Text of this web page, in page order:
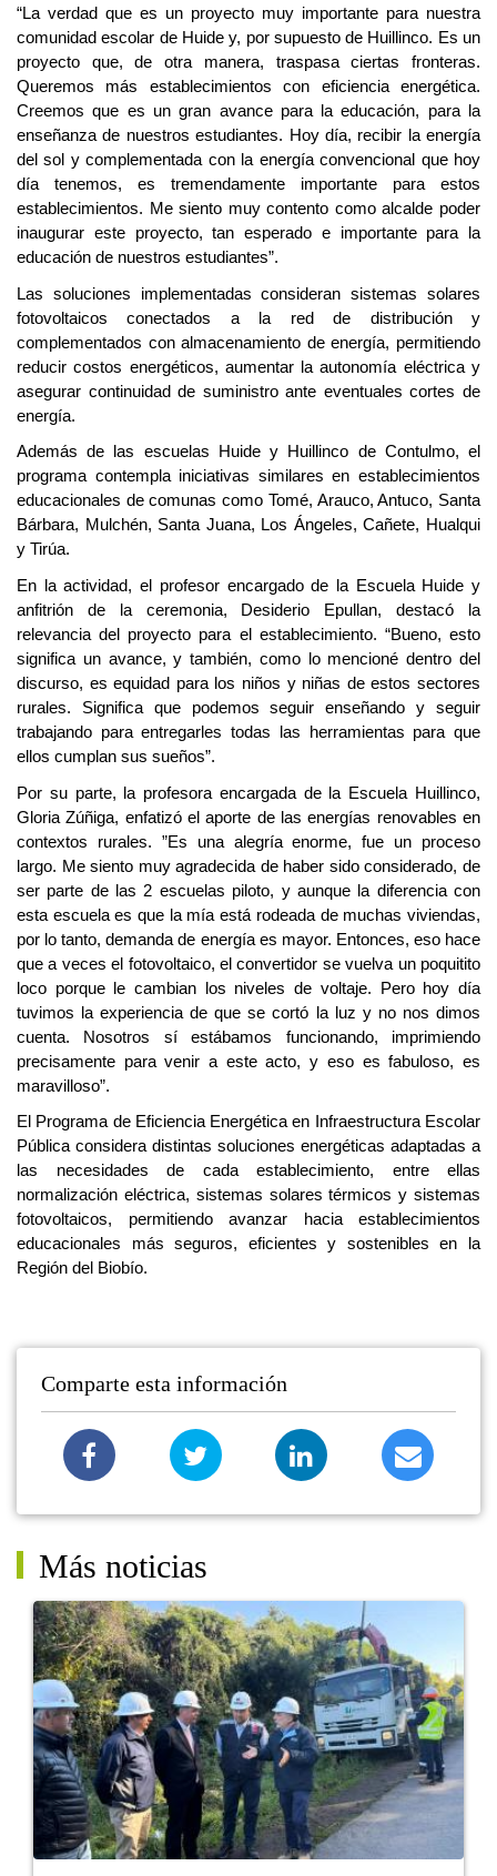
“La verdad que es un proyecto muy importante para nuestra
comunidad escolar de Huide y, por supuesto de Huillinco. Es un
proyecto que, de otra manera, traspasa ciertas fronteras.
Queremos más establecimientos con eficiencia energética.
Creemos que es un gran avance para la educación, para la
enseñanza de nuestros estudiantes. Hoy día, recibir la energía
del sol y complementada con la energía convencional que hoy
día tenemos, es tremendamente importante para estos
establecimientos. Me siento muy contento como alcalde poder
inaugurar este proyecto, tan esperado e importante para la
educación de nuestros estudiantes”.
Las soluciones implementadas consideran sistemas solares
fotovoltaicos conectados a la red de distribución y
complementados con almacenamiento de energía, permitiendo
reducir costos energéticos, aumentar la autonomía eléctrica y
asegurar continuidad de suministro ante eventuales cortes de
energía.
Además de las escuelas Huide y Huillinco de Contulmo, el
programa contempla iniciativas similares en establecimientos
educacionales de comunas como Tomé, Arauco, Antuco, Santa
Bárbara, Mulchén, Santa Juana, Los Ángeles, Cañete, Hualqui
y Tirúa.
En la actividad, el profesor encargado de la Escuela Huide y
anfitrión de la ceremonia, Desiderio Epullan, destacó la
relevancia del proyecto para el establecimiento. “Bueno, esto
significa un avance, y también, como lo mencioné dentro del
discurso, es equidad para los niños y niñas de estos sectores
rurales. Significa que podemos seguir enseñando y seguir
trabajando para entregarles todas las herramientas para que
ellos cumplan sus sueños”.
Por su parte, la profesora encargada de la Escuela Huillinco,
Gloria Zúñiga, enfatizó el aporte de las energías renovables en
contextos rurales. ”Es una alegría enorme, fue un proceso
largo. Me siento muy agradecida de haber sido considerado, de
ser parte de las 2 escuelas piloto, y aunque la diferencia con
esta escuela es que la mía está rodeada de muchas viviendas,
por lo tanto, demanda de energía es mayor. Entonces, eso hace
que a veces el fotovoltaico, el convertidor se vuelva un poquitito
loco porque le cambian los niveles de voltaje. Pero hoy día
tuvimos la experiencia de que se cortó la luz y no nos dimos
cuenta. Nosotros sí estábamos funcionando, imprimiendo
precisamente para venir a este acto, y eso es fabuloso, es
maravilloso”.
El Programa de Eficiencia Energética en Infraestructura Escolar
Pública considera distintas soluciones energéticas adaptadas a
las necesidades de cada establecimiento, entre ellas
normalización eléctrica, sistemas solares térmicos y sistemas
fotovoltaicos, permitiendo avanzar hacia establecimientos
educacionales más seguros, eficientes y sostenibles en la
Región del Biobío.
Comparte esta información
Más noticias